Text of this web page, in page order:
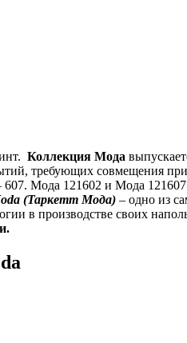
Коллекция Мода
требующих совмещения при
Мода 121602 и Мода
(Таркетт Мода) – одно из
в производстве своих